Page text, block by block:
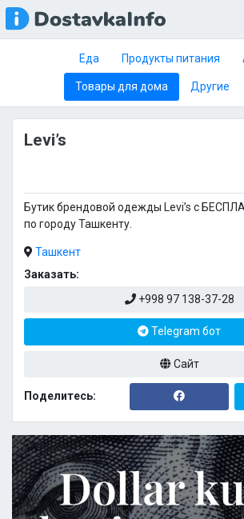
Еда Продукты питания
Товары для дома Другие
Levi’s
Бутик брендовой одежды Levi’s c
по городу Ташкенту.
Ташкент
Заказать:
+998 97 138-37-28
Telegram бот
Сайт
Поделитесь: